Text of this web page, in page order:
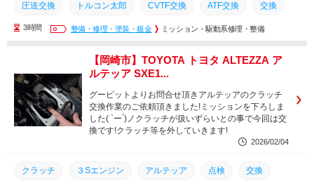
圧送交換 トルコン太郎 CVTF交換 ATF交換 交換
修理 整備 知立市 名古屋市 豊橋市 豊川市
安城市 刈谷市
三河エリア 愛知県
3時間 整備・修理・塗装・板金 ミッション・駆動系修理・整備
【岡崎市】TOYOTA トヨタ ALTEZZA ア
ルテッア SXE1...
グーピットよりお問合せ頂きアルテッアのクラッチ
交換作業のご依頼頂きました!ミッションを下ろしま
した( `ー ́)ノクラッチが扱いずらいとの事で今回は交
換です!クラッチ等を外していきます!
2026/02/04
クラッチ ３Sエンジン アルテッア 点検 交換